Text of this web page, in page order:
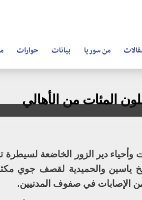
من سوريا بيانات حوارات
المئات من الأهالي
وأحياء دير الزور الخاضعة
ياسين والحميدية لقصف جوي
الإصابات في صفوف المدنيين.